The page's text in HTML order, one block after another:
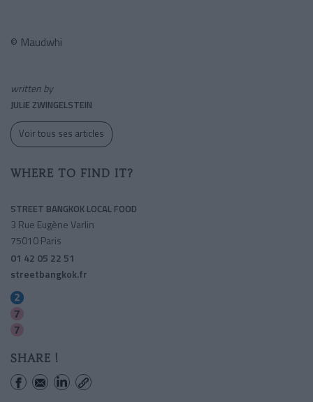
© Maudwhi
written by
JULIE ZWINGELSTEIN
Voir tous ses articles
WHERE TO FIND IT?
STREET BANGKOK LOCAL FOOD
3 Rue Eugène Varlin
75010 Paris
01 42 05 22 51
streetbangkok.fr
SHARE !